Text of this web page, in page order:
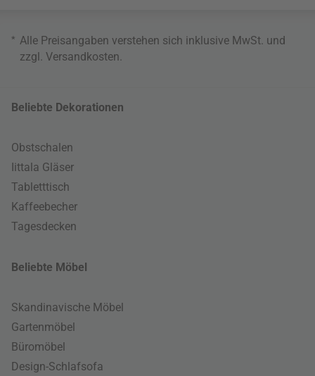
* Alle Preisangaben verstehen sich inklusive MwSt. und
zzgl. Versandkosten.
Beliebte Dekorationen
Obstschalen
Iittala Gläser
Tabletttisch
Kaffeebecher
Tagesdecken
Beliebte Möbel
Skandinavische Möbel
Gartenmöbel
Büromöbel
Design-Schlafsofa